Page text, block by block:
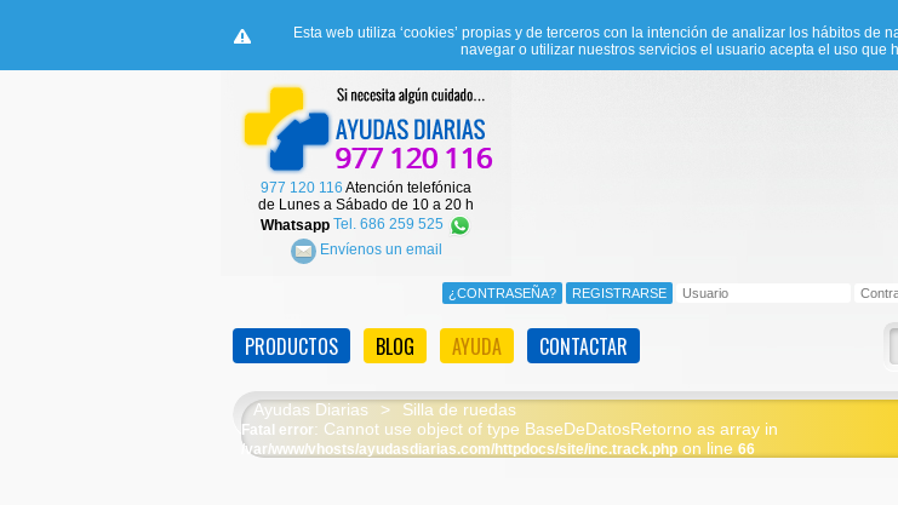
Esta web utiliza ‘cookies’ propias y de terceros con la intención de analizar los hábitos de
navegar o utilizar nuestros servicios el usuario acepta el uso que
977 120 116 Atención telefónica
de Lunes a Sábado de 10 a 20 h
Whatsapp Tel. 686 259 525
Envíenos un email
PRODUCTOS BLOG AYUDA CONTACTAR
Ayudas Diarias > Silla de ruedas
Fatal error: Cannot use object of type BaseDeDatosRetorno as array in
/var/www/vhosts/ayudasdiarias.com/httpdocs/site/inc.track.php on line 66